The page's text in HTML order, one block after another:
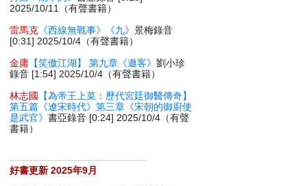
2025/10/11（有聲書籍）
雷馬克 《西線無戰事》《九》景梅錄音
[0:31] 2025/10/4（有聲書籍）
金庸 【笑傲江湖】 第九章《邀客》劉小珍
錄音 [1:54] 2025/10/4（有聲書籍）
林志國
【為帝王上菜：歷代宮廷御醫傳奇】
第五篇《遼宋時代》第三章《宋朝的御廚使
是武官》書亞錄音 [0:24] 2025/10/4（有聲
書籍）
好書更新 2025年9月